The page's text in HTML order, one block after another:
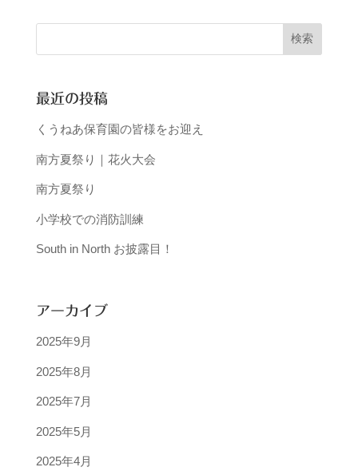
最近の投稿
くうねあ保育園の皆様をお迎え
南方夏祭り｜花火大会
南方夏祭り
小学校での消防訓練
South in North お披露目！
アーカイブ
2025年9月
2025年8月
2025年7月
2025年5月
2025年4月